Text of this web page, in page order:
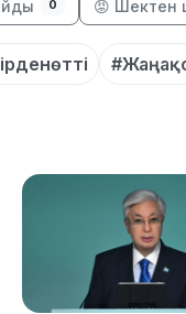
0 😡 Шектен